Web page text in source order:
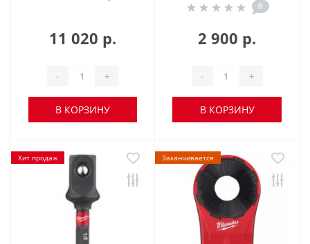
11 020 р.
- +
В КОРЗИНУ
0
2 900 р.
- +
В КОРЗИНУ
Хит продаж Заканчивается